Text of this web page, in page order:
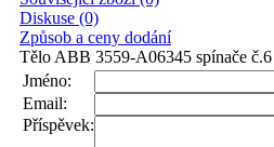
Diskuse (0)
Způsob a ceny dodání
Tělo ABB 3559-A06345 spínače č.6
Jméno:
Email:
Příspěvek: